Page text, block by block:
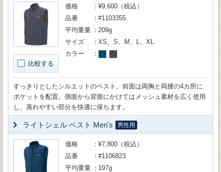
比較する
価格
¥9,600（税込）
品番
#1103355
平均重量
209g
サイズ
XS、S、M、L、XL
カラー
すっきりとしたシルエットのベスト。前面は両胸と両腰の4カ所に
ポケットを配置。側面から背面にかけてはメッシュ素材を広く使用
し、蒸れやすい部分を快適に保ちます。
ライトシェル ベスト Men's 男性用
価格
¥7,800（税込）
品番
#1106823
平均重量
197g